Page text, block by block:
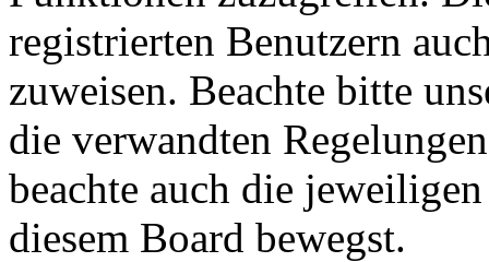
registrierten Benutzern
zuweisen. Beachte bitte
die verwandten
beachte auch die
diesem Board bewegst.